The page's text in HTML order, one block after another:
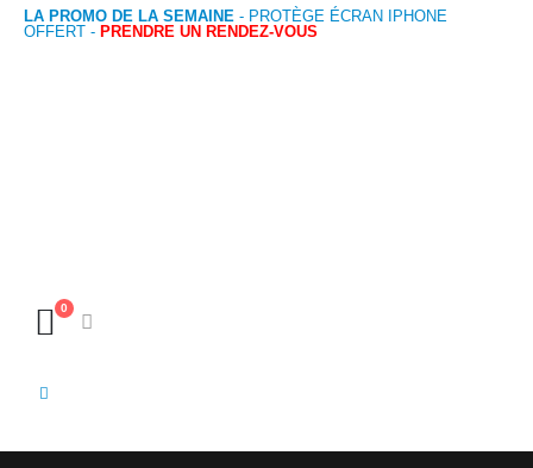
LA PROMO DE LA SEMAINE - PROTÈGE ÉCRAN IPHONE
OFFERT - PRENDRE UN RENDEZ-VOUS
0